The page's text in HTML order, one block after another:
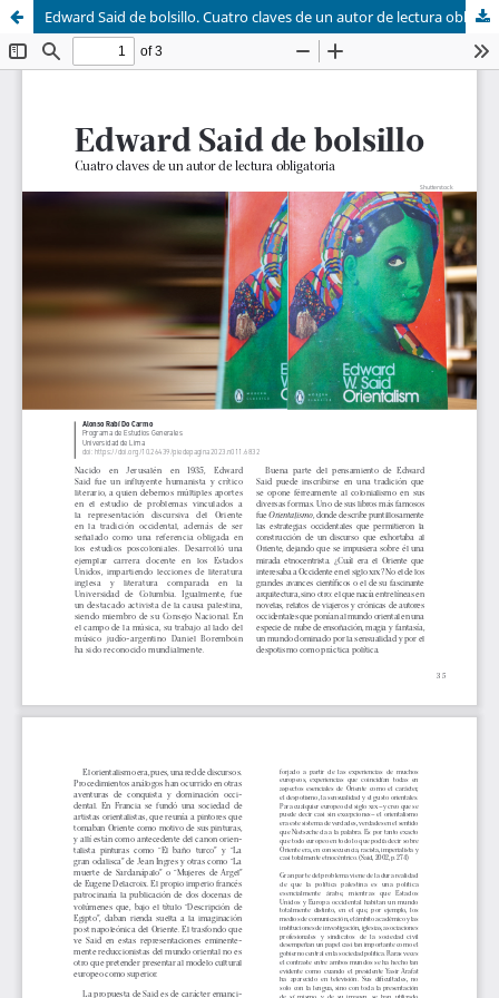
Edward Said de bolsillo. Cuatro claves de un autor de lectura obligatoria.